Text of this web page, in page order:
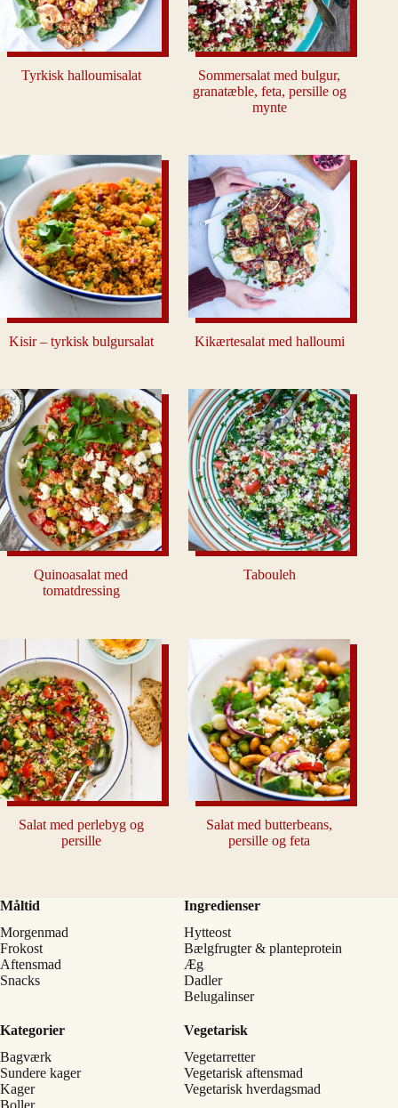
Tyrkisk halloumisalat
Sommersalat med bulgur,
granatæble, feta, persille og
mynte
Kisir – tyrkisk bulgursalat Kikærtesalat med halloumi
Quinoasalat med
tomatdressing
Tabouleh
Salat med perlebyg og
persille
Salat med butterbeans,
persille og feta
Måltid
Morgenmad
Frokost
Aftensmad
Snacks
Ingredienser
Hytteost
Bælgfrugter & planteprotein
Æg
Dadler
Belugalinser
Kategorier
Bagværk
Sundere kager
Kager
Vegetarisk
Vegetarretter
Vegetarisk aftensmad
Vegetarisk hverdagsmad